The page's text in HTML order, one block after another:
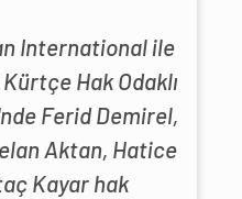
International ile
Hak Odaklı
Ferid Demirel,
Aktan, Hatice
Kayar hak